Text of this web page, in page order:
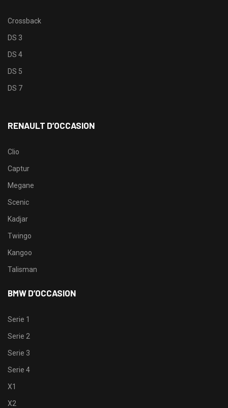
Crossback
DS 3
DS 4
DS 5
DS 7
RENAULT D’OCCASION
Clio
Captur
Megane
Scenic
Kadjar
Twingo
Kangoo
Talisman
BMW D’OCCASION
Serie 1
Serie 2
Serie 3
Serie 4
X1
X2